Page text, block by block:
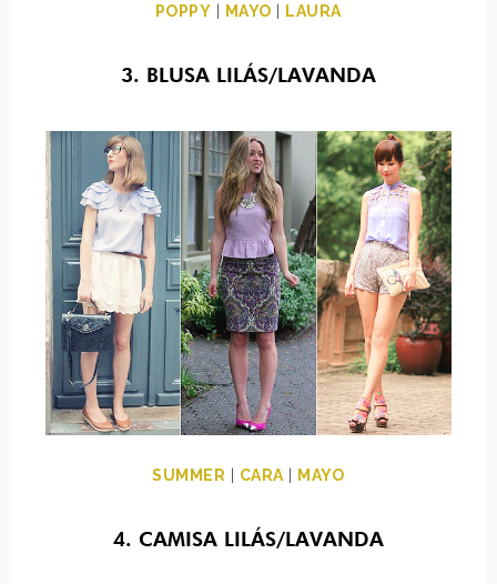
POPPY | MAYO | LAURA
3. BLUSA LILÁS/LAVANDA
SUMMER CARA| MAYO
4. CAMISA LILÁS/LAVANDA